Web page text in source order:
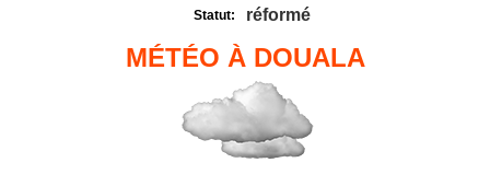
Statut: réformé
MÉTÉO À DOUALA